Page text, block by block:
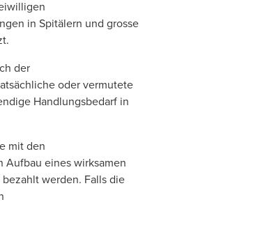
in Spitälern und grosse
der
oder vermutete
Handlungsbedarf in
mit den
Aufbau eines wirksamen
werden. Falls die